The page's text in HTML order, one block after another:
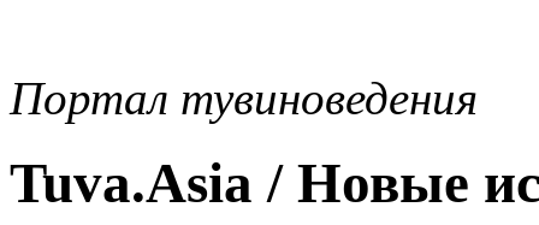
Портал тувиноведения
Tuva.Asia / Новые